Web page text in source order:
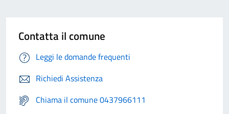
Contatta il comune
Leggi le domande frequenti
Richiedi Assistenza
Chiama il comune 0437966111